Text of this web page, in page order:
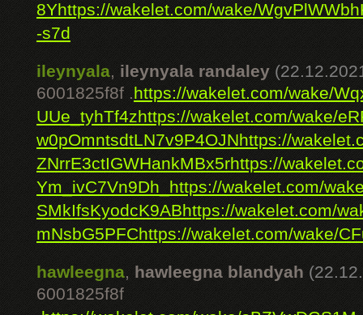
8Yhttps://wakelet.com/wake/
-s7d
ileynyala,ileynyala randaley
6001825f8f .https://wakelet.com/wake/
UUe_tyhTf4zhttps://wakelet.com/wake/
w0pOmntsdtLN7v9P4OJNhttps://
ZNrrE3ctIGWHankMBx5rhttps://
Ym_ivC7Vn9Dh_https://wakelet.com/
SMkIfsKyodcK9ABhttps://wakelet.com/
mNsbG5PFChttps://wakelet.com/wake/
hawleegna, hawleegna blandyah
6001825f8f